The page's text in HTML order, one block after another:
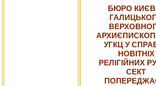
БЮРО
УГКЦ У
НОВІТНІХ
РЕЛІГІЙНИХ
СЕКТ